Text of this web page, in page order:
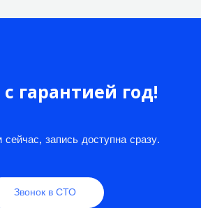
гарантией год!
сейчас, запись доступна сразу.
Звонок в СТО